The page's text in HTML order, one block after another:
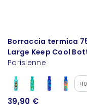
Borraccia termica
Large Keep Cool
Parisienne
+10
39,90 €